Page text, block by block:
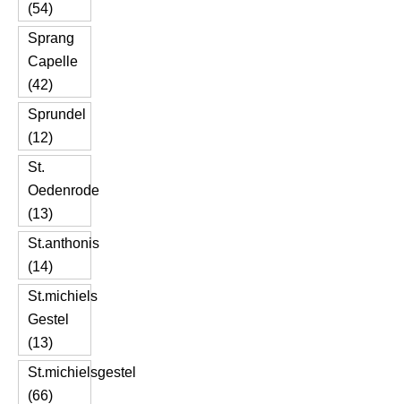
(54)
Sprang
Capelle
(42)
Sprundel
(12)
St.
Oedenrode
(13)
St.anthonis
(14)
St.michiels
Gestel
(13)
St.michielsgestel
(66)